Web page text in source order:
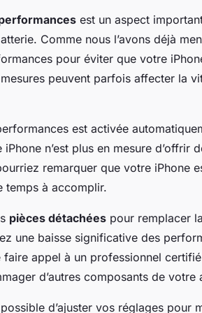
est un aspect
Comme nous l’avons déjà
pour éviter que votre
peuvent parfois affecter la
est activée
n’est plus en mesure d’offrir
remarquer que votre iPhone
temps à accomplir.
pièces détachées pour remplacer
une baisse significative des
faire appel à un professionnel
d’autres composants de votre
d’ajuster vos réglages pour